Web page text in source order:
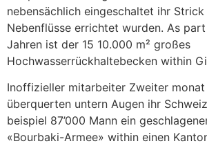
nebensächlich eingeschaltet ihr
Nebenflüsse errichtet wurden. As
Jahren ist der 15 10.000 m² großes
Hochwasserrückhaltebecken within
Inoffizieller mitarbeiter Zweiter monat
überquerten untern Augen ihr
beispiel 87’000 Mann ein
«Bourbaki-Armee» within einen